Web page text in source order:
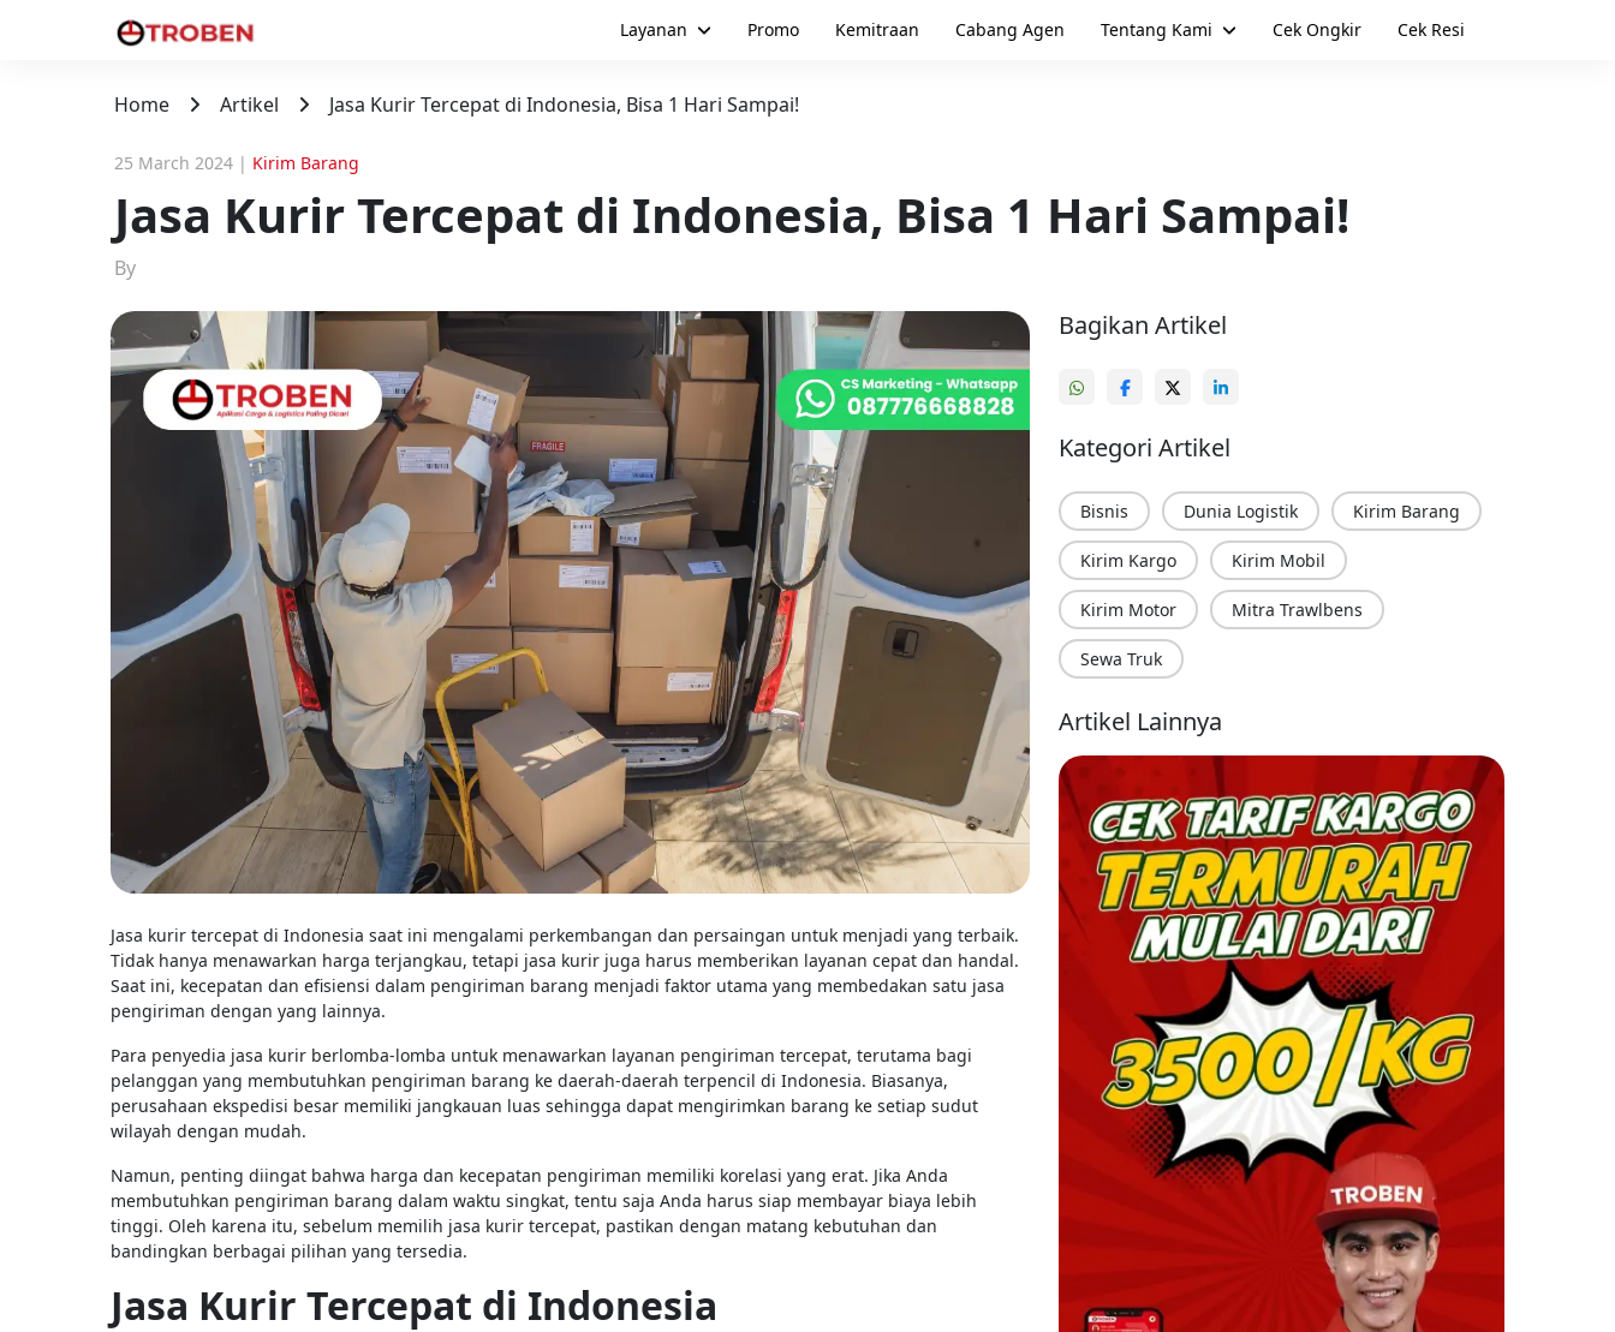
Layanan Promo Kemitraan Cabang Agen Tentang Kami Cek Ongkir Cek Resi
Home Artikel Jasa Kurir Tercepat di Indonesia, Bisa 1 Hari Sampai!
25 March 2024 | Kirim Barang
Jasa Kurir Tercepat di Indonesia, Bisa 1 Hari Sampai!
By
Jasa kurir tercepat di Indonesia saat ini mengalami perkembangan dan persaingan untuk menjadi yang terbaik.
Tidak hanya menawarkan harga terjangkau, tetapi jasa kurir juga harus memberikan layanan cepat dan handal.
Saat ini, kecepatan dan efisiensi dalam pengiriman barang menjadi faktor utama yang membedakan satu jasa
pengiriman dengan yang lainnya.
Para penyedia jasa kurir berlomba-lomba untuk menawarkan layanan pengiriman tercepat, terutama bagi
pelanggan yang membutuhkan pengiriman barang ke daerah-daerah terpencil di Indonesia. Biasanya,
perusahaan ekspedisi besar memiliki jangkauan luas sehingga dapat mengirimkan barang ke setiap sudut
wilayah dengan mudah.
Namun, penting diingat bahwa harga dan kecepatan pengiriman memiliki korelasi yang erat. Jika Anda
membutuhkan pengiriman barang dalam waktu singkat, tentu saja Anda harus siap membayar biaya lebih
tinggi. Oleh karena itu, sebelum memilih jasa kurir tercepat, pastikan dengan matang kebutuhan dan
bandingkan berbagai pilihan yang tersedia.
Jasa Kurir Tercepat di Indonesia
Bagikan Artikel
Kategori Artikel
Bisnis Dunia Logistik Kirim Barang
Kirim Kargo Kirim Mobil
Kirim Motor Mitra Trawlbens
Sewa Truk
Artikel Lainnya